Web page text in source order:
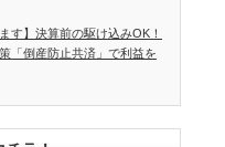
す】決算前の駆け込みOK！
「倒産防止共済」で利益を